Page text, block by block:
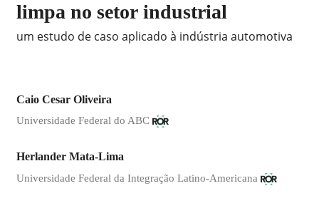
limpa no setor industrial
um estudo de caso aplicado à indústria automotiva
Caio Cesar Oliveira
Universidade Federal do ABC
Herlander Mata-Lima
Universidade Federal da Integração Latino-Americana